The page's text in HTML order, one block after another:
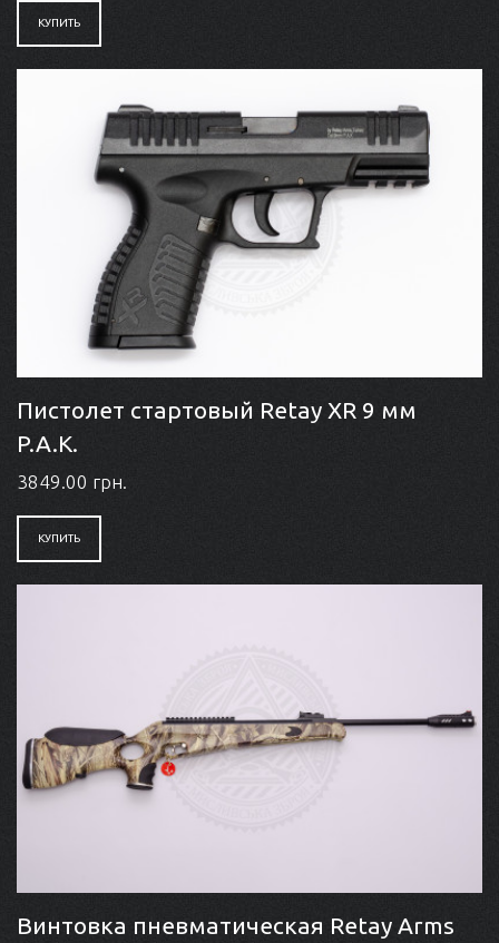
КУПИТЬ
Пистолет стартовый Retay XR 9 мм
P.A.K.
3849.00 грн.
КУПИТЬ
Винтовка пневматическая Retay Arms